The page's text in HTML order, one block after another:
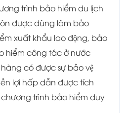
trình bảo hiểm du lịch
được dùng làm bảo
xuất khẩu lao động, bảo
hiểm công tác ở nước
có được sự bảo vệ
lợi hấp dẫn được tích
trình bảo hiểm duy